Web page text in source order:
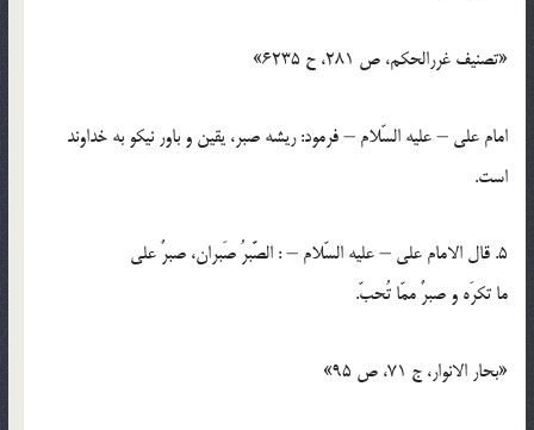
«تصنيف غررالحكم، ص 281، ح 6235»
امام علي – عليه السّلام – فرمود: ريشه صبر، يقين و باور نيكو به خداوند
است.
5. قال الامام علي – عليه السّلام – : الصَّبرُ صَبران، صبرٌ علي
ما تكرَه و صبرٌ ممّا تُحبّ.
«بحار الانوار، ج 71، ص 95»